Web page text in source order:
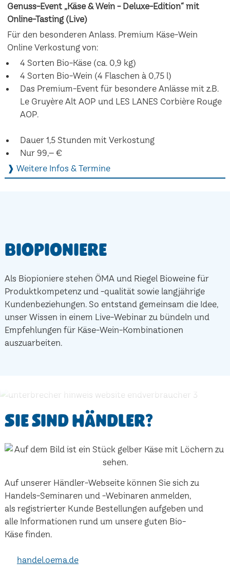
Genuss-Event „Käse & Wein - Deluxe-Edition“ mit
Online-Tasting (Live)
Für den besonderen Anlass. Premium Käse-Wein
Online Verkostung von:
4 Sorten Bio-Käse (ca. 0,9 kg)
4 Sorten Bio-Wein (4 Flaschen à 0,75 l)
Das Premium-Event für besondere Anlässe mit z.B.
Le Gruyère Alt AOP und LES LANES Corbière Rouge
AOP.
Dauer 1,5 Stunden mit Verkostung
Nur 99,– €
❱ Weitere Infos & Termine
Biopioniere
Als Biopioniere stehen ÖMA und Riegel Bioweine für
Produktkompetenz und -qualität sowie langjährige
Kundenbeziehungen. So entstand gemeinsam die Idee,
unser Wissen in einem Live-Webinar zu bündeln und
Empfehlungen für Käse-Wein-Kombinationen
auszuarbeiten.
Sie sind Händler?
Auf unserer Händler-Webseite können Sie sich zu
Handels-Seminaren und -Webinaren anmelden,
als registrierter Kunde Bestellungen aufgeben und
alle Informationen rund um unsere guten Bio-
Käse finden.
handel.oema.de